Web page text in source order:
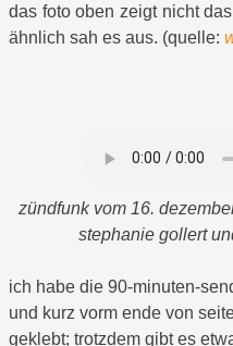
das foto oben zeigt nicht
ähnlich sah es aus. (quelle:
zündfunk vom 16.
stephanie gollert
ich habe die 90-minuten-
und kurz vorm ende von
geklebt; trotzdem gibt es